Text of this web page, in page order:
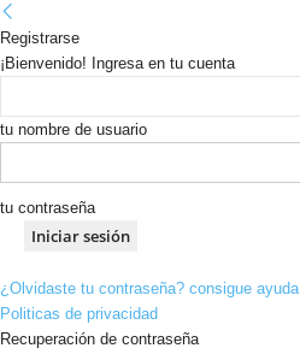
Registrarse
¡Bienvenido! Ingresa en tu cuenta
tu nombre de usuario
tu contraseña
¿Olvidaste tu contraseña? consigue ayuda
Politicas de privacidad
Recuperación de contraseña